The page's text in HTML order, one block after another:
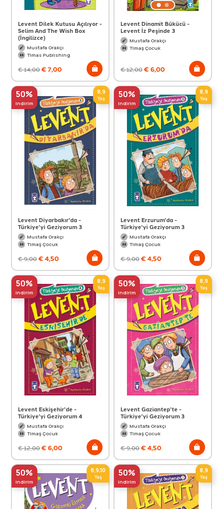
Levent Dilek Kutusu Açılıyor -
Selim And The Wish Box
(İngilizce)
Mustafa Orakçı
Timas Publishing
€14,00€7,00
Levent Dinamit Bükücü -
Levent İz Peşinde 3
Mustafa Orakçı
Timaş Çocuk
€12,00€6,00
50%
indirim
8,9
Yaş
Levent Diyarbakır'da -
Türkiye'yi Geziyorum 3
Mustafa Orakçı
Timaş Çocuk
€9,00€4,50
50%
indirim
8,9
Yaş
Levent Erzurum'da -
Türkiye'yi Geziyorum 3
Mustafa Orakçı
Timaş Çocuk
€9,00€4,50
50%
indirim
8,9
Yaş
Levent Eskişehir'de -
Türkiye'yi Geziyorum 4
Mustafa Orakçı
Timaş Çocuk
€12,00€6,00
50%
indirim
8,9
Yaş
Levent Gaziantep'te -
Türkiye'yi Geziyorum 3
Mustafa Orakçı
Timaş Çocuk
€9,00€4,50
50%
indirim
8,9,10
Yaş 50%
indirim
8,9
Yaş